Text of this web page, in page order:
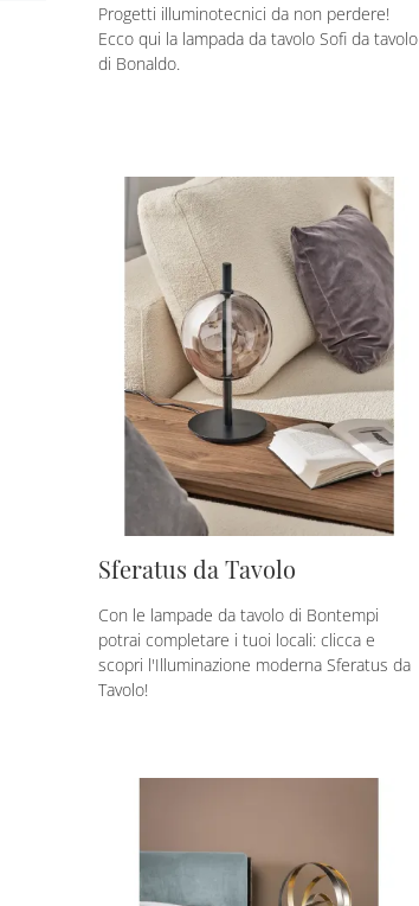
Progetti illuminotecnici da non perdere!
Ecco qui la lampada da tavolo Sofi da tavolo
di Bonaldo.
Sferatus da Tavolo
Con le lampade da tavolo di Bontempi
potrai completare i tuoi locali: clicca e
scopri l'Illuminazione moderna Sferatus da
Tavolo!